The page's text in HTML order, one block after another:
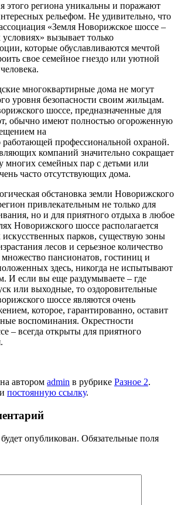
этого региона уникальны и поражают
рельефом. Не удивительно, что
«Земля Новорижское шоссе –
вызывает только
которые обуславливаются мечтой
свое семейное гнездо или уютной
многоквартирные дома не могут
уровня безопасности своим жильцам.
шоссе, предназначенные для
обычно имеют полностью огороженную
на
работающей профессиональной охраной.
компаний значительно сокращает
многих семейных пар с детьми или
часто отсутствующих дома.
обстановка земли Новорижского
привлекательным не только для
но и для приятного отдыха в любое
Новорижского шоссе располагается
искусственных парков, существую зоны
лесов и серьезное количество
пансионатов, гостиниц и
здесь, никогда не испытывают
И если вы еще раздумываете – где
или выходные, то оздоровительные
шоссе являются очень
которое, гарантированно, оставит
воспоминания. Окрестности
– всегда открыты для приятного
автором admin в рубрике Разное 2.
постоянную ссылку.
опубликован. Обязательные поля